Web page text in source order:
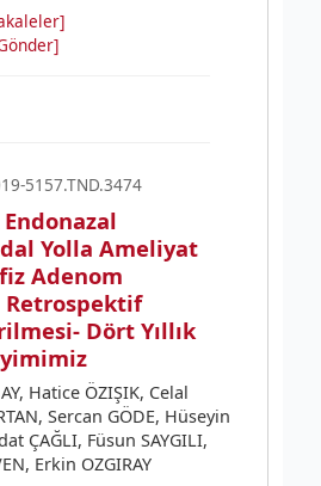
5157.TND.3474
Yolla Ameliyat
Adenom
Retrospektif
Dört Yıllık
Hatice ÖZIŞIK, Celal
Sercan GÖDE, Hüseyin
ÇAĞLI, Füsun SAYGILI,
Erkin OZGIRAY